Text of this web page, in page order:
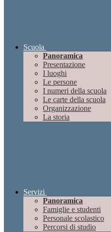
Scuola
Panoramica
Presentazione
I luoghi
Le persone
I numeri della scuola
Le carte della scuola
Organizzazione
La storia
Servizi
Panoramica
Famiglie e studenti
Personale scolastico
Percorsi di studio